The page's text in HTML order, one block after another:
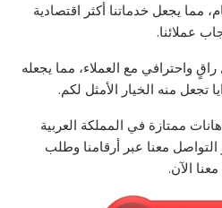
مما يجعل خدماتنا أكثر اقتصادية
عملائنا.
واحترافي مع العملاء، مما يجعله
تجعل منه الخيار الأمثل لكم.
ممتازة في المملكة العربية
معنا عبر أرقامنا وطلب
الآن.